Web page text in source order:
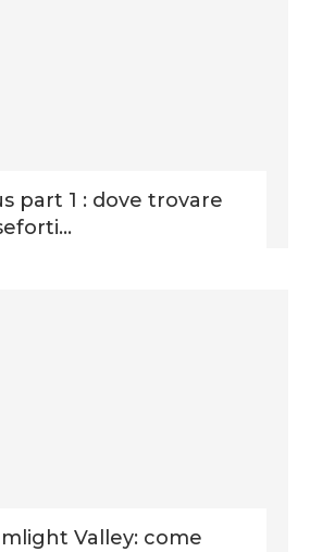
part 1 : dove trovare
Valley: come